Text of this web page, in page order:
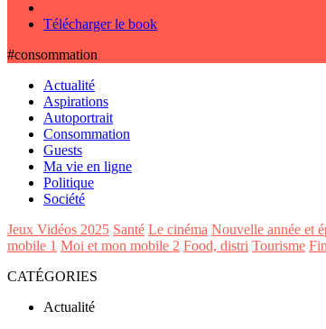
Télécharger le book
#consommation
Actualité
Aspirations
Autoportrait
Consommation
Guests
Ma vie en ligne
Politique
Société
Jeux Vidéos 2025 Santé Le cinéma Nouvelle année et
mobile 1 Moi et mon mobile 2 Food, distri Tourisme
CATÉGORIES
Actualité